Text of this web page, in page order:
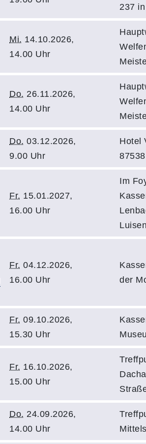
237
Mi. 14.10.2026,
14.00 Uhr
Do. 26.11.2026,
14.00 Uhr
Do. 03.12.2026,
9.00 Uhr
Hotel
Fr. 15.01.2027,
16.00 Uhr
Im
Fr. 04.12.2026,
16.00 Uhr
der
Fr. 09.10.2026,
15.30 Uhr
Fr. 16.10.2026,
15.00 Uhr
Do. 24.09.2026,
14.00 Uhr